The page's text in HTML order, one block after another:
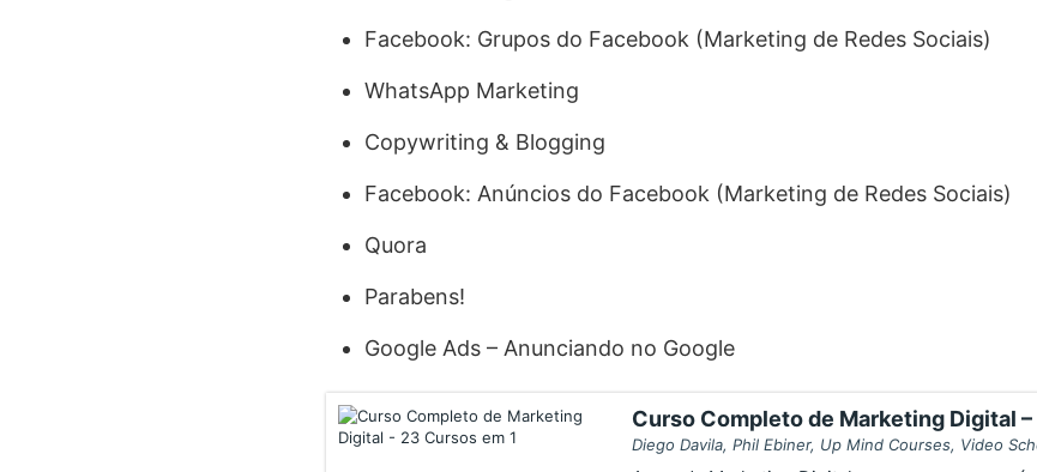
Facebook: Grupos do Facebook (Marketing de Redes Sociais)
WhatsApp Marketing
Copywriting & Blogging
Facebook: Anúncios do Facebook (Marketing de Redes Sociais)
Quora
Parabens!
Google Ads – Anunciando no Google
Curso Completo de Marketing Digital –
Diego Davila, Phil Ebiner, Up Mind Courses, Video